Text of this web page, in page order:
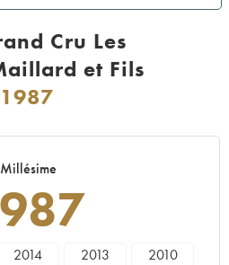
Cru Les
et Fils
1987
Millésime
2014 2013
2010